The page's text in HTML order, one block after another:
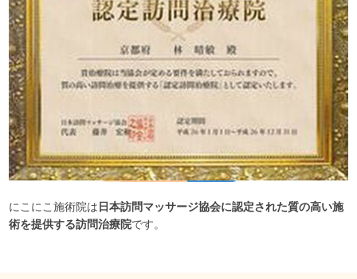
にこにこ施術院は 日本訪問マッサージ協会に認定された質の高い施
術を提供する訪問治療院です。